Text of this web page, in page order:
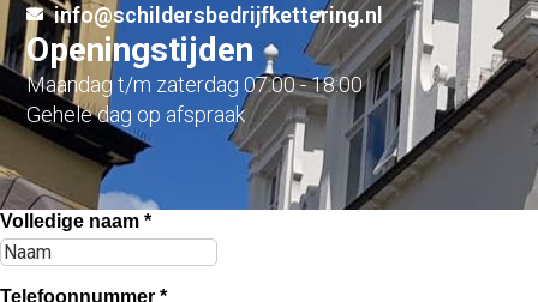
info@schildersbedrijfkettering.nl
Openingstijden
Maandag t/m zaterdag 07:00 - 18:00
Gehele dag op afspraak